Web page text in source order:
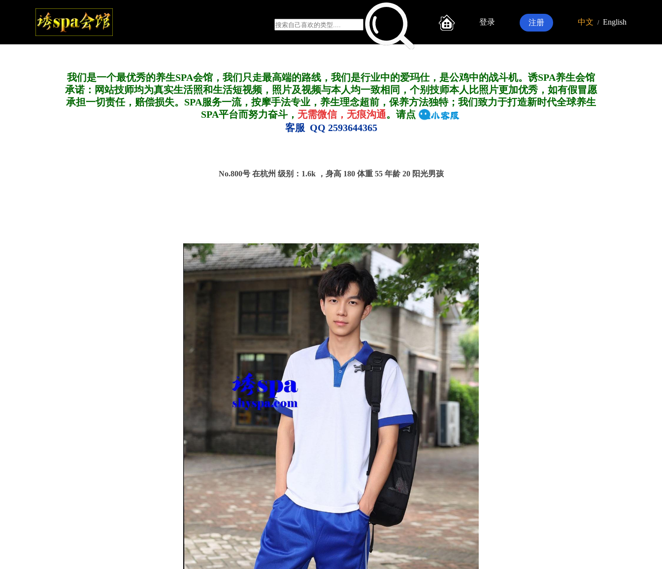
登录 注册 中文 / English
我们是一个最优秀的养生SPA会馆，我们只走最高端的路线，我们是行业中的爱玛仕，是公鸡中的战斗机。诱SPA养生会馆
承诺：网站技师均为真实生活照和生活短视频，照片及视频与本人均一致相同，个别技师本人比照片更加优秀，如有假冒愿
承担一切责任，赔偿损失。SPA服务一流，按摩手法专业，养生理念超前，保养方法独特；我们致力于打造新时代全球养生
SPA平台而努力奋斗， 无需微信，无痕沟通。请点
客服 QQ 2593644365
No.800号 在杭州 级别：1.6k ， 身高 180 体重 55 年龄 20 阳光男孩